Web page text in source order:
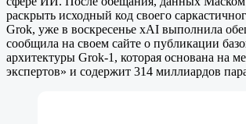
раскрыть исходный код своего
Grok, уже в воскресенье xAI выполнила
сообщила на своем сайте о публикации
архитектуры Grok-1, которая основана на
экспертов» и содержит 314 миллиардов